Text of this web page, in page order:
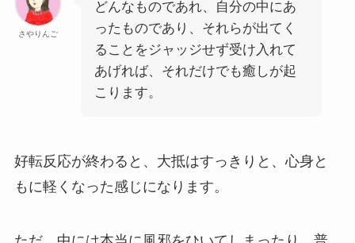
さやりんご
どんなものであれ、自分の中にあ
ったものであり、それらが出てく
ることをジャッジせず受け入れて
あげれば、それだけでも癒しが起
こります。
好転反応が終わると、大抵はすっきりと、心身と
もに軽くなった感じになります。